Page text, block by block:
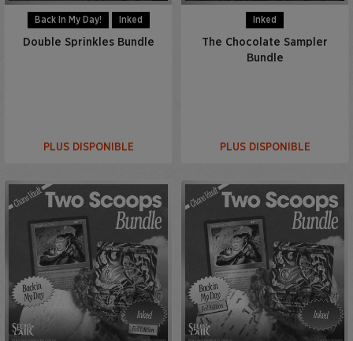
Back In My Day! Inked
Double Sprinkles Bundle
PLUS DISPONIBLE
Inked
The Chocolate Sampler
Bundle
PLUS DISPONIBLE